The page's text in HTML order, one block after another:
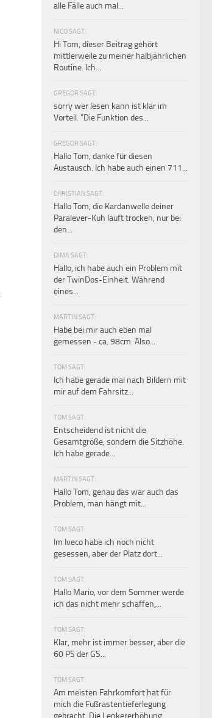
alle Fälle auch mal...
NICO SAGT:
Hi Tom, dieser Beitrag gehört
mittlerweile zu meiner halbjährlichen
Routine. Ich...
GREGOR SAGT:
sorry wer lesen kann ist klar im
Vorteil. "Die Funktion des...
GREGOR SAGT:
Hallo Tom, danke für diesen
Austausch. Ich habe auch einen 711...
CHRISTIAN SAGT:
Hallo Tom, die Kardanwelle deiner
Paralever-Kuh läuft trocken, nur bei
den...
DIMA SAGT:
Hallo, ich habe auch ein Problem mit
der TwinDos-Einheit. Während
eines...
MARTIN SAGT:
Habe bei mir auch eben mal
gemessen - ca. 98cm. Also...
TOM SAGT:
Ich habe gerade mal nach Bildern mit
mir auf dem Fahrsitz...
TOM SAGT:
Entscheidend ist nicht die
Gesamtgröße, sondern die Sitzhöhe.
Ich habe gerade...
MARTIN SAGT:
Hallo Tom, genau das war auch das
Problem, man hängt mit...
TOM SAGT:
Im Iveco habe ich noch nicht
gesessen, aber der Platz dort...
TOM SAGT:
Hallo Mario, vor dem Sommer werde
ich das nicht mehr schaffen,...
TOM SAGT:
Klar, mehr ist immer besser, aber die
60 PS der GS...
TOM SAGT:
Am meisten Fahrkomfort hat für
mich die Fußrastentieferlegung
gebracht. Die Lenkererhöhung...